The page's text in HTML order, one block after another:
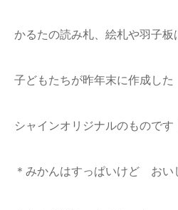
かるたの読み札、絵札や羽子板
子どもたちが昨年末に作成した
シャインオリジナルのものです
＊みかんはすっぱいけど おい